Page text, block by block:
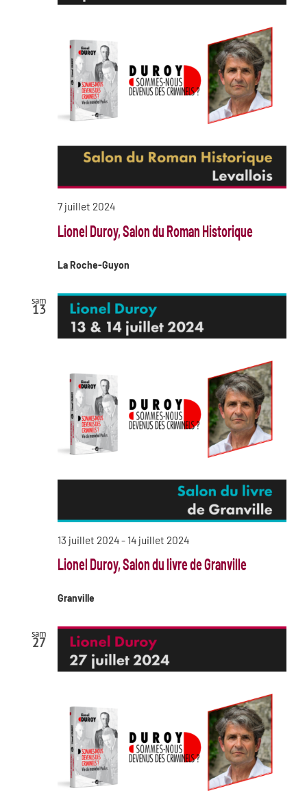
Lionel Duroy, Salon du Roman Historique
7 juillet 2024
La Roche-Guyon
sam
13
Lionel Duroy, Salon du livre de Granville
13 juillet 2024- 14 juillet 2024
Granville
sam
27